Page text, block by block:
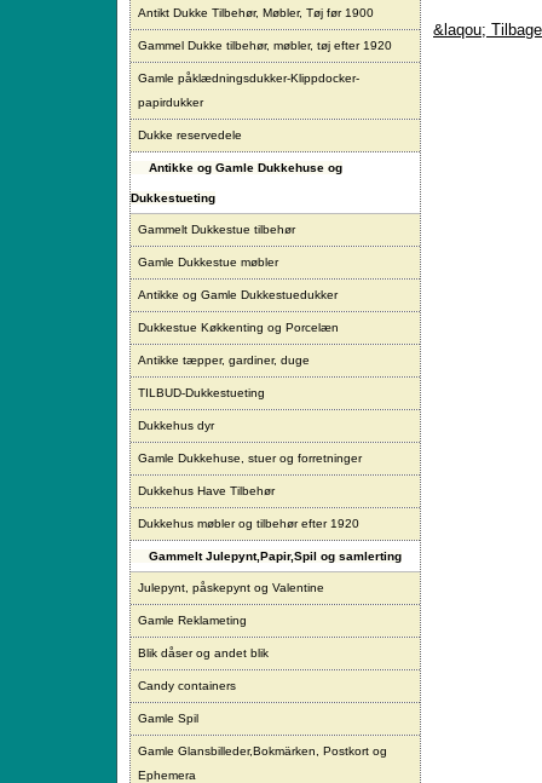
Antikt Dukke Tilbehør, Møbler, Tøj før 1900
Gammel Dukke tilbehør, møbler, tøj efter 1920
Gamle påklædningsdukker-Klippdocker-
papirdukker
Dukke reservedele
Antikke og Gamle Dukkehuse og
Dukkestueting
Gammelt Dukkestue tilbehør
Gamle Dukkestue møbler
Antikke og Gamle Dukkestuedukker
Dukkestue Køkkenting og Porcelæn
Antikke tæpper, gardiner, duge
TILBUD-Dukkestueting
Dukkehus dyr
Gamle Dukkehuse, stuer og forretninger
Dukkehus Have Tilbehør
Dukkehus møbler og tilbehør efter 1920
Gammelt Julepynt,Papir,Spil og samlerting
Julepynt, påskepynt og Valentine
Gamle Reklameting
Blik dåser og andet blik
Candy containers
Gamle Spil
Gamle Glansbilleder,Bokmärken, Postkort og
Ephemera
&laqou; Tilbage